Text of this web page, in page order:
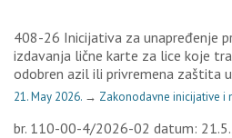
408-26 Inicijativa za unapređenje
izdavanja lične karte za lice koje
odobren azil ili privremena zaštita u
21. May 2026. → Zakonodavne inicijative i
br. 110-00-4/2026-02 datum: